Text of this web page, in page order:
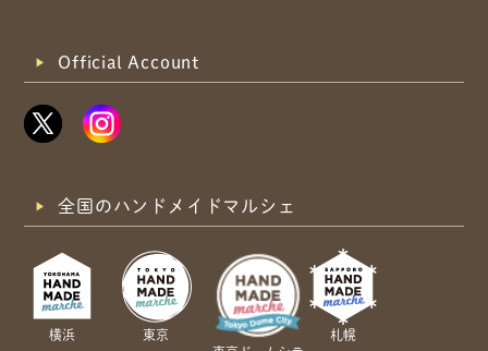
Official Account
全国のハンドメイドマルシェ
横浜
東京
札幌